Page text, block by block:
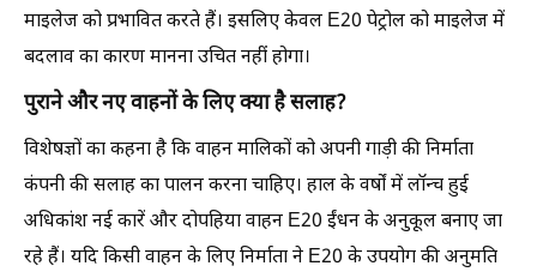
माइलेज को प्रभावित करते हैं। इसलिए केवल E20 पेट्रोल को माइलेज में
बदलाव का कारण मानना उचित नहीं होगा।
पुराने और नए वाहनों के लिए क्या है सलाह?
विशेषज्ञों का कहना है कि वाहन मालिकों को अपनी गाड़ी की निर्माता
कंपनी की सलाह का पालन करना चाहिए। हाल के वर्षों में लॉन्च हुई
अधिकांश नई कारें और दोपहिया वाहन E20 ईंधन के अनुकूल बनाए जा
रहे हैं। यदि किसी वाहन के लिए निर्माता ने E20 के उपयोग की अनुमति